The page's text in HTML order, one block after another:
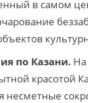
в самом
по Казани. На
красотой
несметные